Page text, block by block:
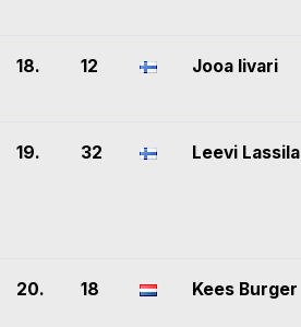
18. 12 Jooa Iivari
19. 32 Leevi Lassila
20. 18 Kees Burger